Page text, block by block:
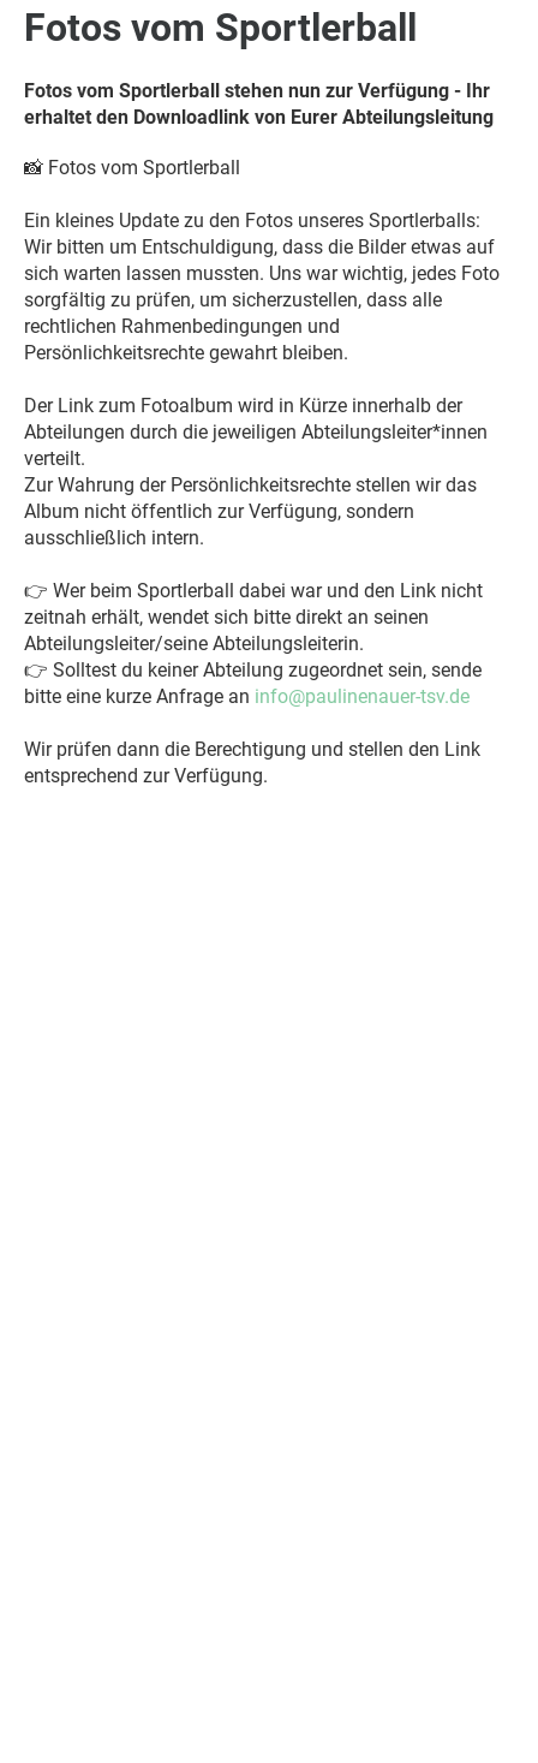
Fotos vom Sportlerball
Fotos vom Sportlerball stehen nun zur Verfügung - Ihr
erhaltet den Downloadlink von Eurer Abteilungsleitung
📸 Fotos vom Sportlerball
Ein kleines Update zu den Fotos unseres Sportlerballs:
Wir bitten um Entschuldigung, dass die Bilder etwas auf
sich warten lassen mussten. Uns war wichtig, jedes Foto
sorgfältig zu prüfen, um sicherzustellen, dass alle
rechtlichen Rahmenbedingungen und
Persönlichkeitsrechte gewahrt bleiben.
Der Link zum Fotoalbum wird in Kürze innerhalb der
Abteilungen durch die jeweiligen Abteilungsleiter*innen
verteilt.
Zur Wahrung der Persönlichkeitsrechte stellen wir das
Album nicht öffentlich zur Verfügung, sondern
ausschließlich intern.
👉 Wer beim Sportlerball dabei war und den Link nicht
zeitnah erhält, wendet sich bitte direkt an seinen
Abteilungsleiter/seine Abteilungsleiterin.
👉 Solltest du keiner Abteilung zugeordnet sein, sende
bitte eine kurze Anfrage an info@paulinenauer-tsv.de
Wir prüfen dann die Berechtigung und stellen den Link
entsprechend zur Verfügung.